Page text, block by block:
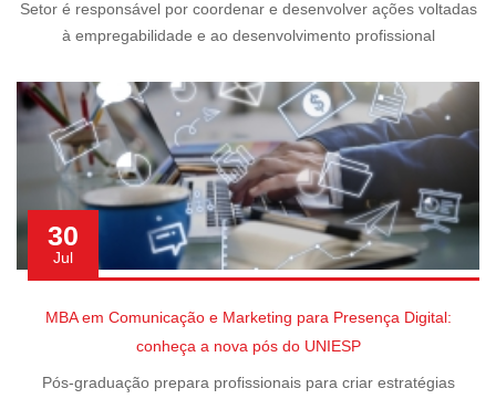
Setor é responsável por coordenar e desenvolver ações voltadas
à empregabilidade e ao desenvolvimento profissional
30
Jul
MBA em Comunicação e Marketing para Presença Digital:
conheça a nova pós do UNIESP
Pós-graduação prepara profissionais para criar estratégias